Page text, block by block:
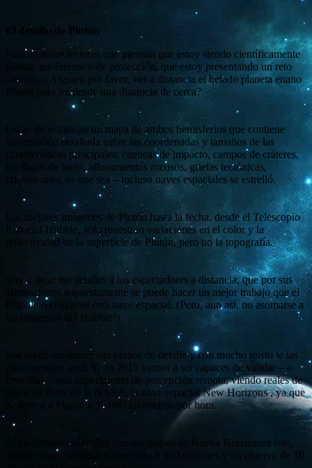
El desafío de Plutón
Para aquellos lectores que piensan que estoy siendo científicamente
elitista, intolerante o de protección, que estoy presentando un reto
sencillo. ¿Alguien por favor, ver a distancia el helado planeta enano
Plutón para mí desde una distancia de cerca?
Usted debe dibujar un mapa de ambos hemisferios que contiene
información detallada sobre las coordenadas y tamaños de las
características principales: cuencas de impacto, campos de cráteres,
los flujos de hielo, afloramientos rocosos, grietas tectónicas,
criovolcanes, lo que sea – incluso naves espaciales se estrelló.
Las mejores imágenes de Plutón hasta la fecha, desde el Telescopio
Espacial Hubble, sólo muestran variaciones en el color y la
reflectividad en la superficie de Plutón, pero no la topografía.
Voy a dejar los detalles a los espectadores a distancia, que por sus
afirmaciones supuestamente se puede hacer un mejor trabajo que el
Hubble o cualquier otra nave espacial. (Pero, aun así, no asomarse a
las imágenes del Hubble!)
Por favor, envíenme sus planos de detalle y con mucho gusto te las
publicaremos aquí. Y, en 2015 vamos a ser capaces de validar – o
invalidar – este experimento de percepción remota, viendo reales de
cerca las fotos de la NASA, la nave espacial New Horizons , ya que
se acerca a Plutón a 36.000 kilómetros por hora.
Si los dibujos coinciden con los mapas de Nueva Horizontes foto,
entonces nos habríamos ahorrado $ 650 millones y un crucero de 10